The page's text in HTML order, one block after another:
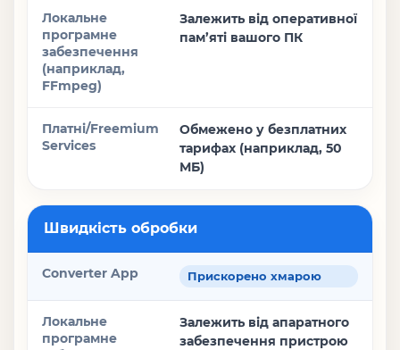
Залежить від оперативної
пам’яті вашого ПК
Обмежено у безплатних
тарифах (наприклад, 50
МБ)
Швидкість обробки
Прискорено хмарою
Залежить від апаратного
забезпечення пристрою